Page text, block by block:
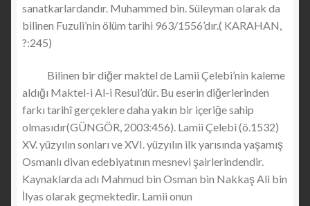
sanatkarlardandır. Muhammed bin. Süleyman olarak da
bilinen Fuzuli’nin ölüm tarihi 963/1556’dır.( KARAHAN,
?:245)
Bilinen bir diğer maktel de Lamii Çelebi’nin kaleme
aldığı Maktel-i Al-i Resul’dür. Bu eserin diğerlerinden
farkı tarihî gerçeklere daha yakın bir içeriğe sahip
olmasıdır(GÜNGÖR, 2003:456). Lamii Çelebi (ö.1532)
XV. yüzyılın sonları ve XVI. yüzyılın ilk yarısında yaşamış
Osmanlı divan edebiyatının mesnevi şairlerindendir.
Kaynaklarda adı Mahmud bin Osman bin Nakkaş Ali bin
İlyas olarak geçmektedir. Lamii onun